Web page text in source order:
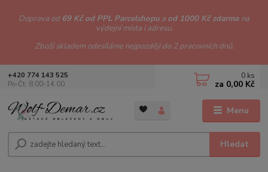
Doprava od69 Kč od PPL Parcelshopu a od 1000 Kč zdarma na
výdejní místa i adresu.
Zboží skladem odesíláme nejpozději do 2 pracovních dnů.
Menu
Hledat
+420 774 143 525
Po-Čt: 8.00-14.00
0 ks
za 0,00 Kč